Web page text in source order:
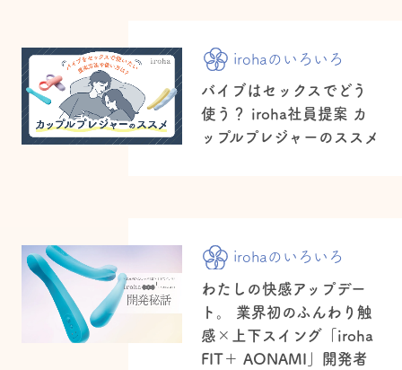
irohaのいろいろ
バイブはセックスでどう
使う？ iroha社員提案 カ
ップルプレジャーのススメ
irohaのいろいろ
わたしの快感アップデー
ト。 業界初のふんわり触
感×上下スイング「iroha
FIT＋ AONAMI」開発者